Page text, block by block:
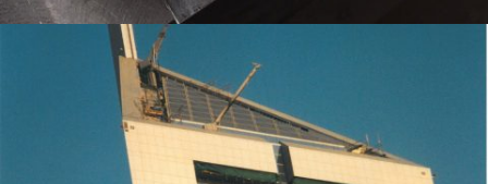
PROJET ITER – ETUDE DE PORTES BIOLOGIQUE (ANTI-RADIATION) PIVOTANTES